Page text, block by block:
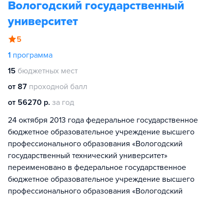
Вологодский государственный
университет
5
1 программа
15 бюджетных мест
от 87 проходной балл
от 56270 р. за год
24 октября 2013 года федеральное государственное
бюджетное образовательное учреждение высшего
профессионального образования «Вологодский
государственный технический университет»
переименовано в федеральное государственное
бюджетное образовательное учреждение высшего
профессионального образования «Вологодский